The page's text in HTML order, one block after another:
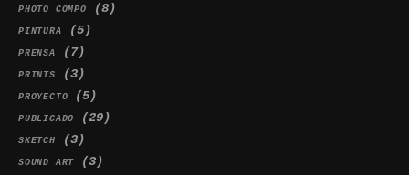
PHOTO COMPO (8)
PINTURA (5)
PRENSA (7)
PRINTS (3)
PROYECTO (5)
PUBLICADO (29)
SKETCH (3)
SOUND ART (3)